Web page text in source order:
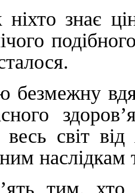
ніхто знає
світ від
наслідкам
тим,